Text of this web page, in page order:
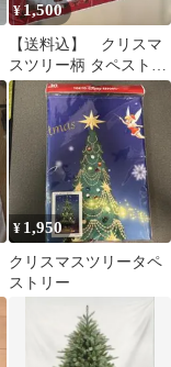
¥1,500
【送料込】 クリスマ
スツリー柄 タペストリ
ー 布地
¥ 1,950
クリスマスツリータペ
ストリー